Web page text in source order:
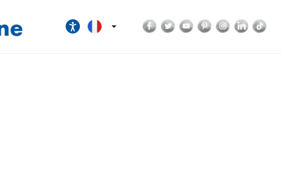
 Facebook
TwitterYouTubePinterestInstagram